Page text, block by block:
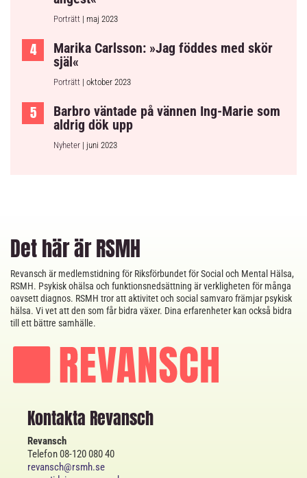
Porträtt | maj 2023
Marika Carlsson: »Jag föddes med skör
själ«
Porträtt | oktober 2023
Barbro väntade på vännen Ing-Marie som
aldrig dök upp
Nyheter | juni 2023
Det här är RSMH
Revansch är medlemstidning för Riksförbundet för Social och Mental Hälsa,
RSMH. Psykisk ohälsa och funktionsnedsättning är verkligheten för många
oavsett diagnos. RSMH tror att aktivitet och social samvaro främjar psykisk
hälsa. Vi vet att den som får bidra växer. Dina erfarenheter kan också bidra
till ett bättre samhälle.
Kontakta Revansch
Revansch
Telefon 08-120 080 40
revansch@rsmh.se